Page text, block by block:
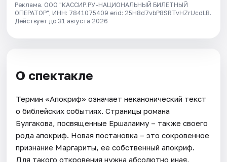
Реклама. ООО "КАССИР.РУ-НАЦИОНАЛЬНЫЙ БИЛЕТНЫЙ
ОПЕРАТОР", ИНН: 7841075409 erid: 25H8d7vbP8SRTvHZrUcdLB.
Действует до 31 августа 2026
О спектакле
Термин «Апокриф» означает неканонический текст
о библейских событиях. Страницы романа
Булгакова, посвященные Ершалаиму – также своего
рода апокриф. Новая постановка – это сокровенное
признание Маргариты, ее собственный апокриф.
Для такого откровения нужна абсолютно иная,